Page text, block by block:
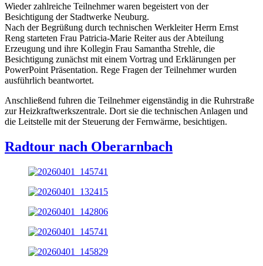
Wieder zahlreiche Teilnehmer waren begeistert von der
Besichtigung der Stadtwerke Neuburg.
Nach der Begrüßung durch technischen Werkleiter Herrn Ernst
Reng starteten Frau Patricia-Marie Reiter aus der Abteilung
Erzeugung und ihre Kollegin Frau Samantha Strehle, die
Besichtigung zunächst mit einem Vortrag und Erklärungen per
PowerPoint Präsentation. Rege Fragen der Teilnehmer wurden
ausführlich beantwortet.
Anschließend fuhren die Teilnehmer eigenständig in die Ruhrstraße
zur Heizkraftwerkszentrale. Dort sie die technischen Anlagen und
die Leitstelle mit der Steuerung der Fernwärme, besichtigen.
Radtour nach Oberarnbach